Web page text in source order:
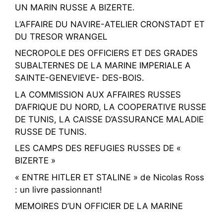
UN MARIN RUSSE A BIZERTE.
L’AFFAIRE DU NAVIRE-ATELIER CRONSTADT ET
DU TRESOR WRANGEL
NECROPOLE DES OFFICIERS ET DES GRADES
SUBALTERNES DE LA MARINE IMPERIALE A
SAINTE-GENEVIEVE- DES-BOIS.
LA COMMISSION AUX AFFAIRES RUSSES
D’AFRIQUE DU NORD, LA COOPERATIVE RUSSE
DE TUNIS, LA CAISSE D’ASSURANCE MALADIE
RUSSE DE TUNIS.
LES CAMPS DES REFUGIES RUSSES DE «
BIZERTE »
« ENTRE HITLER ET STALINE » de Nicolas Ross
: un livre passionnant!
MEMOIRES D’UN OFFICIER DE LA MARINE